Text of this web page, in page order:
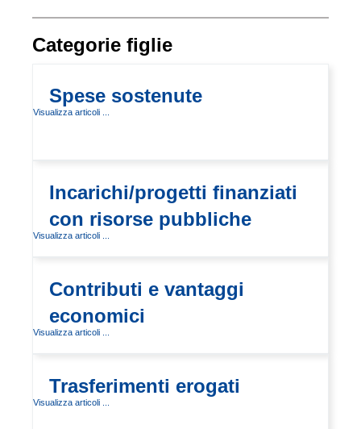
Categorie figlie
Spese sostenute
Visualizza articoli ...
Incarichi/progetti finanziati
con risorse pubbliche
Visualizza articoli ...
Contributi e vantaggi
economici
Visualizza articoli ...
Trasferimenti erogati
Visualizza articoli ...